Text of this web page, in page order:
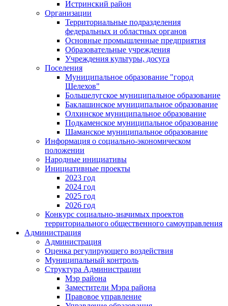
Истринский район
Организации
Территориальные подразделения
федеральных и областных органов
Основные промышленные предприятия
Образовательные учреждения
Учреждения культуры, досуга
Поселения
Муниципальное образование "город
Шелехов"
Большелугское муниципальное образование
Баклашинское муниципальное образование
Олхинское муниципальное образование
Подкаменское муниципальное образование
Шаманское муниципальное образование
Информация о социально-экономическом
положении
Народные инициативы
Инициативные проекты
2023 год
2024 год
2025 год
2026 год
Конкурс социально-значимых проектов
территориального общественного самоуправления
Администрация
Администрация
Оценка регулирующего воздействия
Муниципальный контроль
Структура Администрации
Мэр района
Заместители Мэра района
Правовое управление